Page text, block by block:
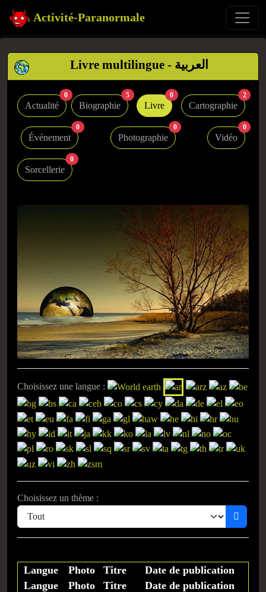
Activité-Paranormale
Livre multilingue - العربية
Actualité
0
Biographie
5
Livre
0
Cartographie
2
Événement
0
Photographie
0
Vidéo
0
Sorcellerie
0
Choisissez une langue :
Choisissez un thème :
Langue Photo Titre
Date de publication
Langue
Photo Titre Date de publication